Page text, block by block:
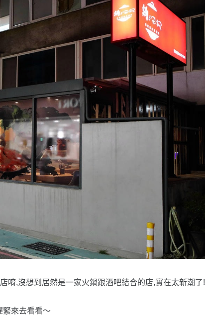
唷,沒想到居然是一家火鍋跟酒吧結合的店,實在太新潮了!
緊來去看看〜